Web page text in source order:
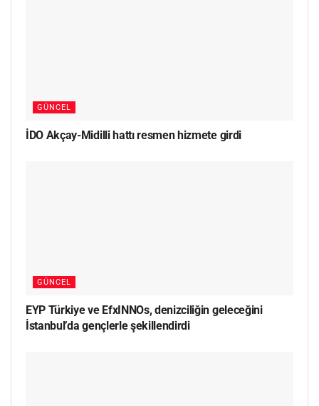
GÜNCEL
İDO Akçay-Midilli hattı resmen hizmete girdi
GÜNCEL
EYP Türkiye ve EfxINNOs, denizciliğin geleceğini
İstanbul’da gençlerle şekillendirdi